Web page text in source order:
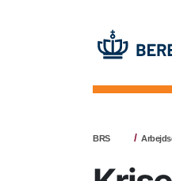
BRS